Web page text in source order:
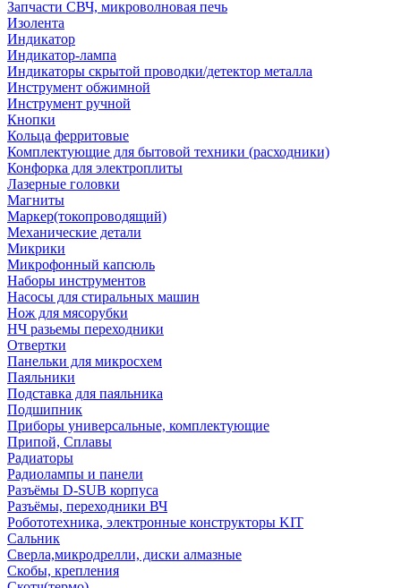
Запчасти СВЧ, микроволновая печь
Изолента
Индикатор
Индикатор-лампа
Индикаторы скрытой проводки/детектор металла
Инструмент обжимной
Инструмент ручной
Кнопки
Кольца ферритовые
Комплектующие для бытовой техники (расходники)
Конфорка для электроплиты
Лазерные головки
Магниты
Маркер(токопроводящий)
Механические детали
Микрики
Микрофонный капсюль
Наборы инструментов
Насосы для стиральных машин
Нож для мясорубки
НЧ разьемы переходники
Отвертки
Панельки для микросхем
Паяльники
Подставка для паяльника
Подшипник
Приборы универсальные, комплектующие
Припой, Сплавы
Радиаторы
Радиолампы и панели
Разъёмы D-SUB корпуса
Разъёмы, переходники ВЧ
Робототехника, электронные конструкторы KIT
Сальник
Сверла,микродрелли, диски алмазные
Скобы, крепления